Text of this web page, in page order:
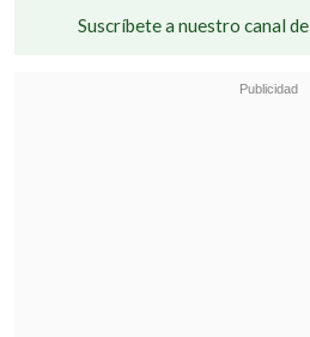
Suscríbete a nuestro canal de